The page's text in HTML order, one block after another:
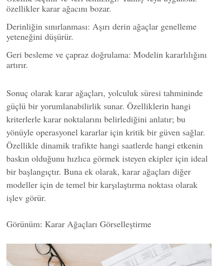
özellikler karar ağacını bozar.
Derinliğin sınırlanması: Aşırı derin ağaçlar genelleme
yeteneğini düşürür.
Geri besleme ve çapraz doğrulama: Modelin kararlılığını
artırır.
Sonuç olarak karar ağaçları, yolculuk süresi tahmininde
güçlü bir yorumlanabilirlik sunar. Özelliklerin hangi
kriterlerle karar noktalarını belirlediğini anlatır; bu
yönüyle operasyonel kararlar için kritik bir güven sağlar.
Özellikle dinamik trafikte hangi saatlerde hangi etkenin
baskın olduğunu hızlıca görmek isteyen ekipler için ideal
bir başlangıçtır. Buna ek olarak, karar ağaçları diğer
modeller için de temel bir karşılaştırma noktası olarak
işlev görür.
Görünüm: Karar Ağaçları Görselleştirme